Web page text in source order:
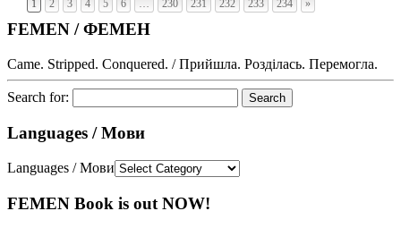
1 2 3 4 5 6 … 230 231 232 233 234 »
FEMEN / ФЕМЕН
Came. Stripped. Conquered. / Прийшла. Розділась. Перемогла.
Search for:
Languages / Мови
Languages / Мови
FEMEN Book is out NOW!